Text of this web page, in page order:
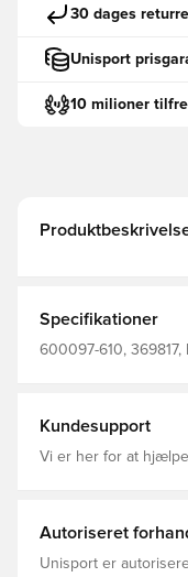
30 dages
Unisport
10 milioner
Specifikationer
600097-610, 369817,
Kundesupport
Vi er her for at hjælpe
Autoriseret
Unisport er